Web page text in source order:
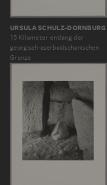
URSULA SCHULZ-DORNBURG
15 Kilometer entlang der
georgisch-aserbaidschanischen
Grenze